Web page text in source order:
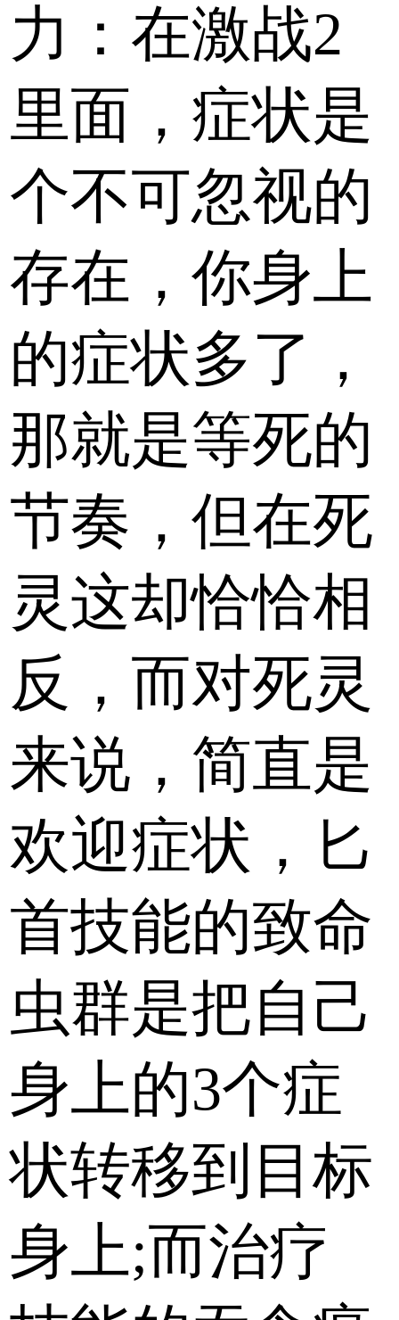
力：在激战2
里面，症状是
个不可忽视的
存在，你身上
的症状多了，
那就是等死的
节奏，但在死
灵这却恰恰相
反，而对死灵
来说，简直是
欢迎症状，匕
首技能的致命
虫群是把自己
身上的3个症
状转移到目标
身上;而治疗